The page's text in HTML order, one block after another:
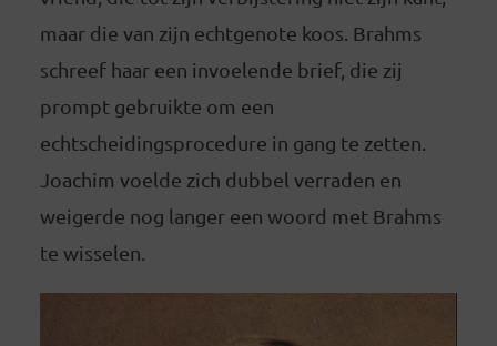
maar die van zijn echtgenote koos. Brahms
schreef haar een invoelende brief, die zij
prompt gebruikte om een
echtscheidingsprocedure in gang te zetten.
Joachim voelde zich dubbel verraden en
weigerde nog langer een woord met Brahms
te wisselen.